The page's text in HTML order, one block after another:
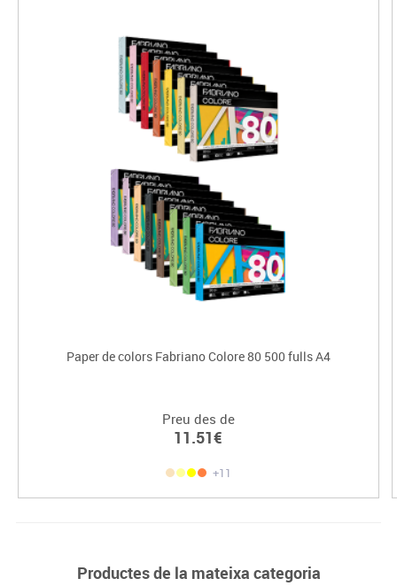
Paper de colors Fabriano Colore 80 500 fulls A4
Preu des de
11.51€
+11
Productes de la mateixa categoria